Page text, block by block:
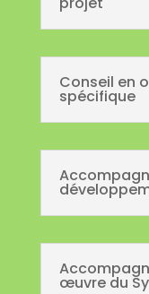
Conseil en
spécifique
œuvre du